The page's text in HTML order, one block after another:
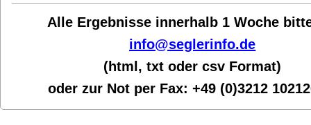
Alle Ergebnisse innerhalb 1 Woche bit
info@seglerinfo.de
(html, txt oder csv Format)
oder zur Not per Fax:+49 (0)3212